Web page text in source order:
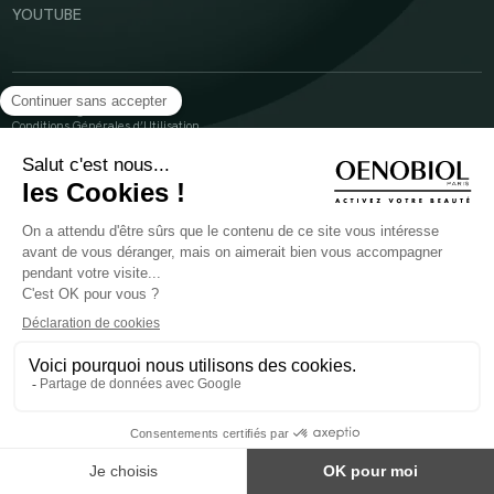
YOUTUBE
© 2024 Oenobiol Paris
Mentions légales
Conditions Générales d’Utilisation
POUR VOTRE SANTÉ, MANGEZ AU MOINS CINQ FRUITS ET LÉGUMES PAR JOUR -
WWW.MANGERBOUGER.FR
ne pas être utilisés comme substituts d'un régimes alimentaire varié et équilibré.
Réservé à l'adulte. Consulter attentivement l'étiquetage des produits avant l'utilisation.